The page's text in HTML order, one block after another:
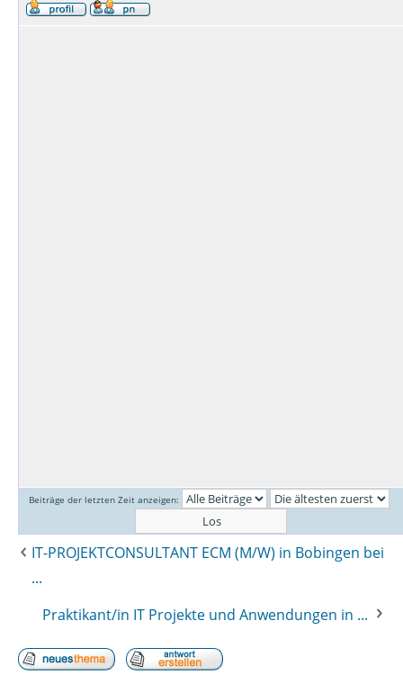
Beiträge der letzten Zeit anzeigen:
IT-PROJEKTCONSULTANT ECM (M/W) in Bobingen bei
...
Praktikant/in IT Projekte und Anwendungen in ...